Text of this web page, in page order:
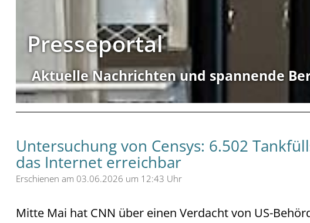
Presseportal
Aktuelle Nachrichten und spannende
Untersuchung von Censys: 6.502
das Internet erreichbar
Erschienen am 03.06.2026 um 12:43 Uhr
Mitte Mai hat CNN über einen Verdacht von US-